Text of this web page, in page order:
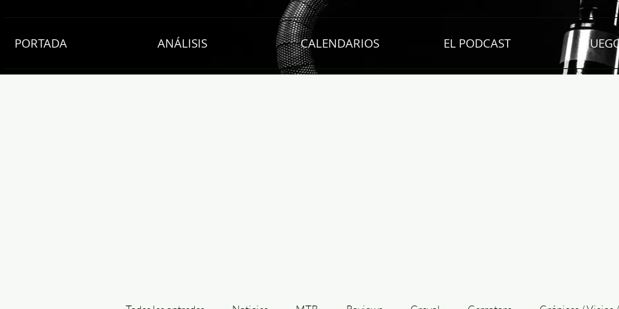
PORTADA ANÁLISIS CALENDARIOS EL PODCAST